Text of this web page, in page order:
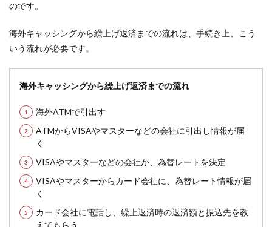
のです。
海外キャッシングから繰上げ返済までの流れは、手続き上、こう
いう流れが必要です。
海外キャッシングから繰上げ返済までの流れ
海外ATMで引出す
ATMからVISAやマスターなどの会社に引出し情報が届
く
VISAやマスターなどの会社が、為替レートを決定
VISAやマスターからカード会社に、為替レート情報が届
く
カード会社に電話し、繰上返済時の返済額と振込先を教